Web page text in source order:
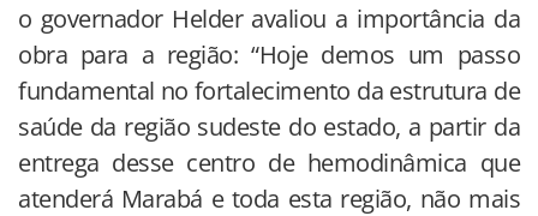
o governador Helder avaliou a importância da
obra para a região: “Hoje demos um passo
fundamental no fortalecimento da estrutura de
saúde da região sudeste do estado, a partir da
entrega desse centro de hemodinâmica que
atenderá Marabá e toda esta região, não mais